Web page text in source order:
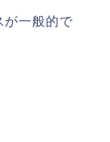
が一般的で